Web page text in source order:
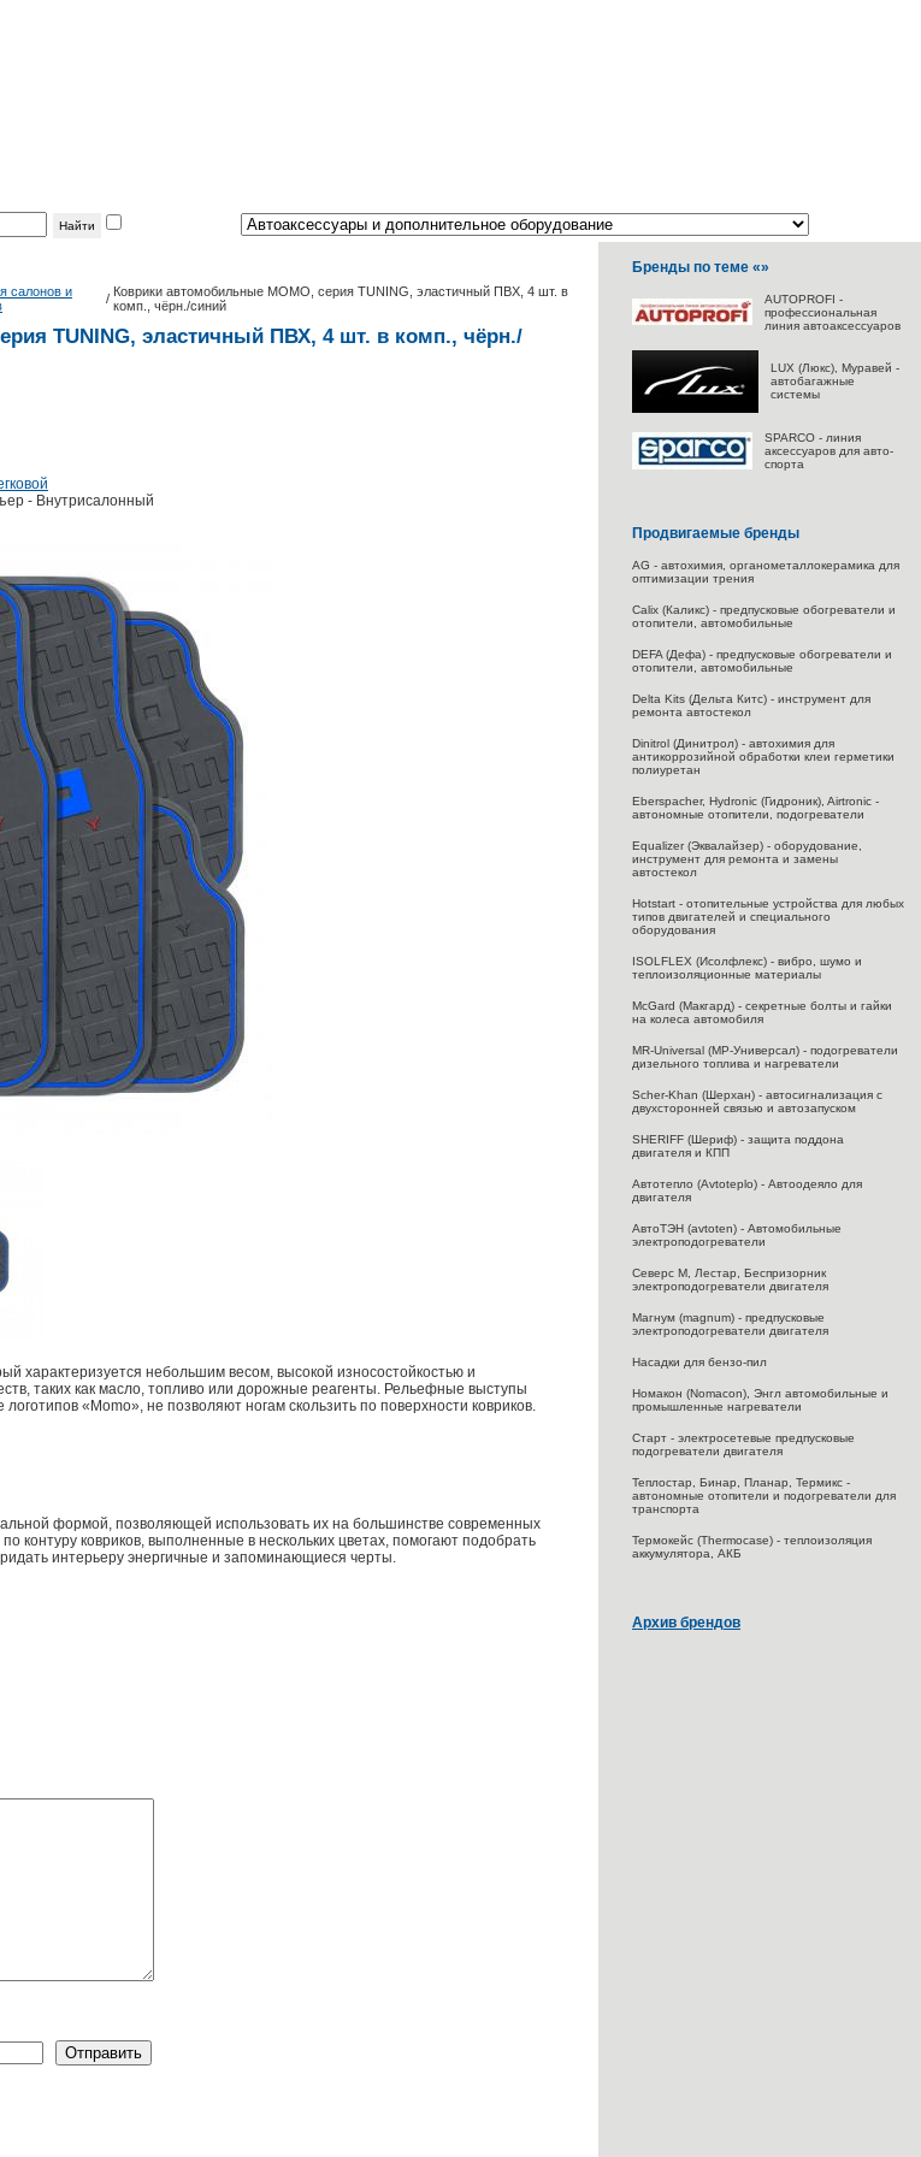
салонов и
/ Коврики автомобильные MOMO, серия TUNING, эластичный ПВХ, 4 шт. в
комп., чёрн./синий
TUNING, эластичный ПВХ, 4 шт. в комп., чёрн./
- Внутрисалонный
характеризуется небольшим весом, высокой износостойкостью и
таких как масло, топливо или дорожные реагенты. Рельефные выступы
«Momo», не позволяют ногам скользить по поверхности ковриков.
формой, позволяющей использовать их на большинстве современных
контуру ковриков, выполненные в нескольких цветах, помогают подобрать
интерьеру энергичные и запоминающиеся черты.
Бренды по теме «»
AUTOPROFI -
профессиональная
линия автоаксессуаров
LUX (Люкс), Муравей -
автобагажные
системы
SPARCO - линия
аксессуаров для авто-
спорта
Продвигаемые бренды
AG - автохимия, органометаллокерамика для
оптимизации трения
Calix (Каликс) - предпусковые обогреватели и
отопители, автомобильные
DEFA (Дефа) - предпусковые обогреватели и
отопители, автомобильные
Delta Kits (Дельта Китс) - инструмент для
ремонта автостекол
Dinitrol (Динитрол) - автохимия для
антикоррозийной обработки клеи герметики
полиуретан
Eberspacher, Hydronic (Гидроник), Airtronic -
автономные отопители, подогреватели
Equalizer (Эквалайзер) - оборудование,
инструмент для ремонта и замены
автостекол
Hotstart - отопительные устройства для любых
типов двигателей и специального
оборудования
ISOLFLEX (Исолфлекс) - вибро, шумо и
теплоизоляционные материалы
McGard (Макгард) - секретные болты и гайки
на колеса автомобиля
MR-Universal (МР-Универсал) - подогреватели
дизельного топлива и нагреватели
Scher-Khan (Шерхан) - автосигнализация с
двухсторонней связью и автозапуском
SHERIFF (Шериф) - защита поддона
двигателя и КПП
Автотепло (Avtoteplo) - Автоодеяло для
двигателя
АвтоТЭН (avtoten) - Автомобильные
электроподогреватели
Северс M, Лестар, Беспризорник
электроподогреватели двигателя
Магнум (magnum) - предпусковые
электроподогреватели двигателя
Насадки для бензо-пил
Номакон (Nomacon), Энгл автомобильные и
промышленные нагреватели
Старт - электросетевые предпусковые
подогреватели двигателя
Теплостар, Бинар, Планар, Термикс -
автономные отопители и подогреватели для
транспорта
Термокейс (Thermocase) - теплоизоляция
аккумулятора, АКБ
Архив брендов